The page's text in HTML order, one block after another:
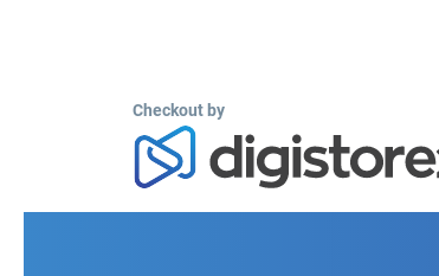
Checkout by